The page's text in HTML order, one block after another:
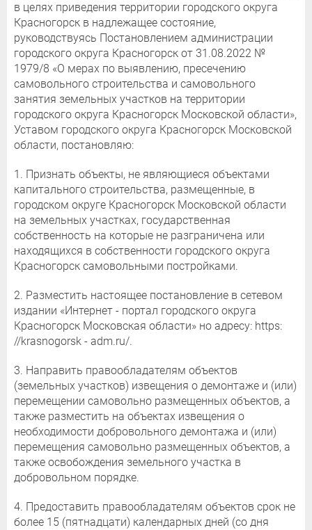
в целях приведения территории городского округа
Красногорск в надлежащее состояние,
руководствуясь Постановлением администрации
городского округа Красногорск от 31.08.2022 №
1979/8 «О мерах по выявлению, пресечению
самовольного строительства и самовольного
занятия земельных участков на территории
городского округа Красногорск Московской области»,
Уставом городского округа Красногорск Московской
области, постановляю:
1. Признать объекты, не являющиеся объектами
капитального строительства, размещенные, в
городском округе Красногорск Московской области
на земельных участках, государственная
собственность на которые не разграничена или
находящихся в собственности городского округа
Красногорск самовольными постройками.
2. Разместить настоящее постановление в сетевом
издании «Интернет - портал городского округа
Красногорск Московская области» но адресу: https:
//krasnogorsk - adm.ru/.
3. Направить правообладателям объектов
(земельных участков) извещения о демонтаже и (или)
перемещении самовольно размещенных объектов, а
также разместить на объектах извещения о
необходимости добровольного демонтажа и (или)
перемещения самовольно размещенных объектов, а
также освобождения земельного участка в
добровольном порядке.
4. Предоставить правообладателям объектов срок не
более 15 (пятнадцати) календарных дней (со дня